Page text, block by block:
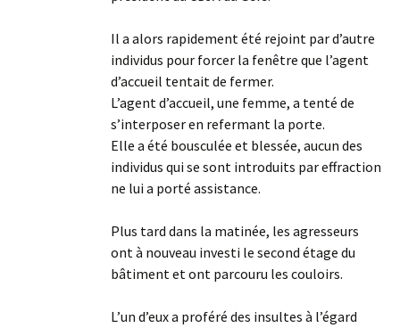
Il a alors rapidement été rejoint par d’autre
individus pour forcer la fenêtre que l’agent
d’accueil tentait de fermer.
L’agent d’accueil, une femme, a tenté de
s’interposer en refermant la porte.
Elle a été bousculée et blessée, aucun des
individus qui se sont introduits par effraction
ne lui a porté assistance.
Plus tard dans la matinée, les agresseurs
ont à nouveau investi le second étage du
bâtiment et ont parcouru les couloirs.
L’un d’eux a proféré des insultes à l’égard